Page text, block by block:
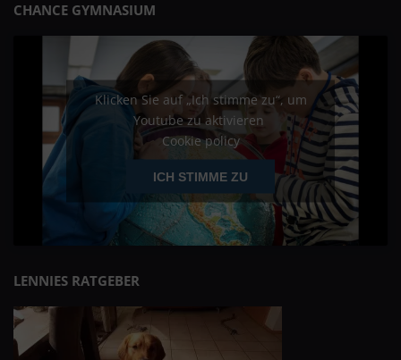
CHANCE GYMNASIUM
Klicken Sie auf „Ich stimme zu“, um
Youtube zu aktivieren
Cookie policy
ICH STIMME ZU
LENNIES RATGEBER